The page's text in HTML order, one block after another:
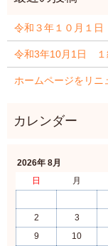
令和３年１０月１
令和3年10月1日 １
ホームページをリニ
2026年 8月
日
月
2
3
9
10